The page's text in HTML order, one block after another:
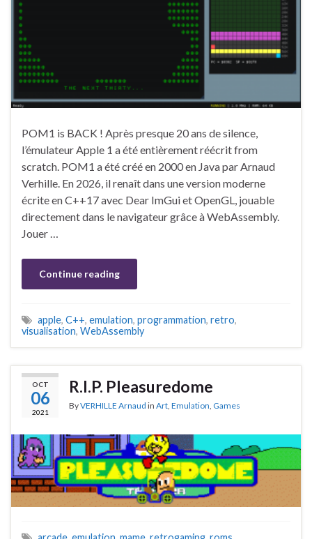
POM1 is BACK ! Après presque 20 ans de silence,
l’émulateur Apple 1 a été entièrement réécrit from
scratch. POM1 a été créé en 2000 en Java par Arnaud
Verhille. En 2026, il renaît dans une version moderne
écrite en C++17 avec Dear ImGui et OpenGL, jouable
directement dans le navigateur grâce à WebAssembly.
Jouer …
Continue reading
apple, C++, emulation, programmation, retro,
visualisation, WebAssembly
OCT
06
2021
R.I.P. Pleasuredome
ByVERHILLE Arnaud in Art, Emulation, Games